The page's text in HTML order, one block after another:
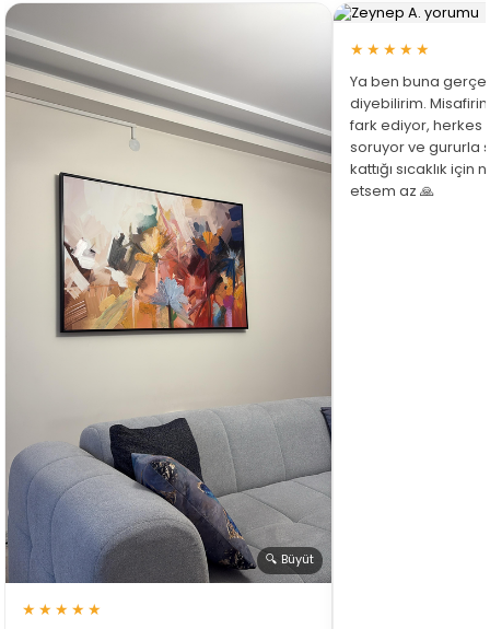
🔍 Büyüt
★★★★★
★★★★★
Ya ben buna
diyebilirim.
fark ediyor, herkes
soruyor ve gururla
kattığı sıcaklık
etsem az 🙏